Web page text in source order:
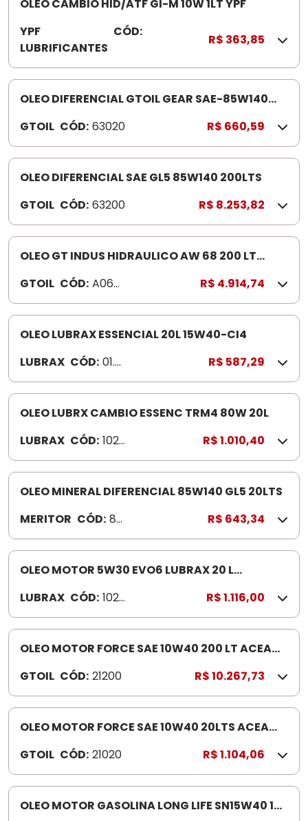
OLEO CAMBIO HID/ATF GI-M 10W 1LT YPF
YPF
LUBRIFICANTES
CÓD:
3
4
9
R$ 363,85
OLEO DIFERENCIAL GTOIL GEAR SAE-85W140
GTOIL CÓD: 63020 R$ 660,59
OLEO DIFERENCIAL SAE GL5 85W140 200LTS
GTOIL CÓD: 63200 R$ 8.253,82
OLEO GT INDUS HIDRAULICO AW 68 200 LT
GTOIL CÓD: A068
T
R$ 4.914,74
OLEO LUBRAX ESSENCIAL 20L 15W40-CI4
LUBRAX CÓD: 01.0
26.7
52
R$ 587,29
OLEO LUBRX CAMBIO ESSENC TRM4 80W 20L
LUBRAX CÓD: 102
708
7
R$ 1.010,40
OLEO MINERAL DIFERENCIAL 85W140 GL5 20LTS
MERITOR CÓD: 85
W1
40
-
L
R$ 643,34
OLEO MOTOR 5W30 EVO6 LUBRAX 20 L
LUBRAX CÓD: 1029
346
FL
R$ 1.116,00
OLEO MOTOR FORCE SAE 10W40 200 LT ACEA
GTOIL CÓD: 21200 R$ 10.267,73
OLEO MOTOR FORCE SAE 10W40 20LTS ACEA
GTOIL CÓD: 21020 R$ 1.104,06
OLEO MOTOR GASOLINA LONG LIFE SN15W40 1